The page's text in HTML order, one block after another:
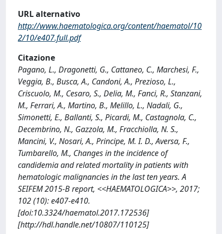
URL alternativo
http://www.haematologica.org/content/haematol/10
2/10/e407.full.pdf
Citazione
Pagano, L., Dragonetti, G., Cattaneo, C., Marchesi, F.,
Veggia, B., Busca, A., Candoni, A., Prezioso, L.,
Criscuolo, M., Cesaro, S., Delia, M., Fanci, R., Stanzani,
M., Ferrari, A., Martino, B., Melillo, L., Nadali, G.,
Simonetti, E., Ballanti, S., Picardi, M., Castagnola, C.,
Decembrino, N., Gazzola, M., Fracchiolla, N. S.,
Mancini, V., Nosari, A., Principe, M. I. D., Aversa, F.,
Tumbarello, M., Changes in the incidence of
candidemia and related mortality in patients with
hematologic malignancies in the last ten years. A
SEIFEM 2015-B report, <<HAEMATOLOGICA>>, 2017;
102 (10): e407-e410.
[doi:10.3324/haematol.2017.172536]
[http://hdl.handle.net/10807/110125]